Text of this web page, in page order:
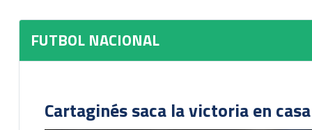
FUTBOL NACIONAL
Cartaginés saca la victoria en